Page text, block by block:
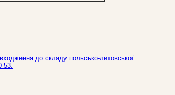
до складу польсько-литовської
53.